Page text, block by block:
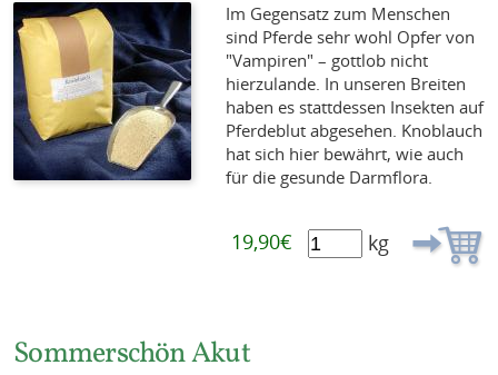
Im Gegensatz zum Menschen
sind Pferde sehr wohl Opfer von
"Vampiren" – gottlob nicht
hierzulande. In unseren Breiten
haben es stattdessen Insekten auf
Pferdeblut abgesehen. Knoblauch
hat sich hier bewährt, wie auch
für die gesunde Darmflora.
19,90€ kg
Sommerschön Akut